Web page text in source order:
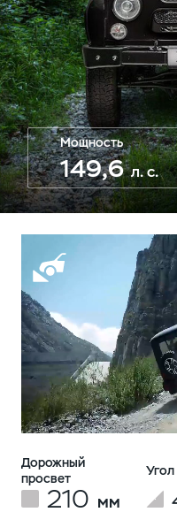
Мощность
149,6 л. с.
210 мм
Дорожный
просвет
Угол